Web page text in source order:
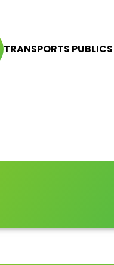
TRANSPORTS PUBLICS